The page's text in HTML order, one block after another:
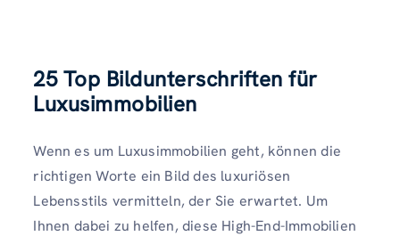
25 Top Bildunterschriften für
Luxusimmobilien
Wenn es um Luxusimmobilien geht, können die
richtigen Worte ein Bild des luxuriösen
Lebensstils vermitteln, der Sie erwartet. Um
Ihnen dabei zu helfen, diese High-End-Immobilien